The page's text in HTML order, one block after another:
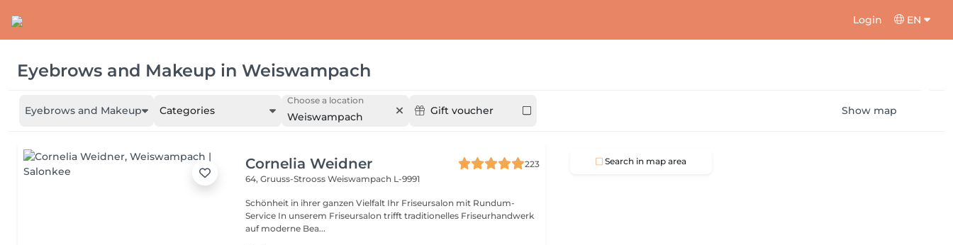
Login EN
Eyebrows and Makeup in Weiswampach
Eyebrows and Makeup Categories
Choose a location
Weiswampach Gift voucher Show map
Cornelia Weidner
223
64, Gruuss-StroossWeiswampach L-9991
Schönheit in ihrer ganzen Vielfalt Ihr Friseursalon mit Rundum-
Service In unserem Friseursalon trifft traditionelles Friseurhandwerk
auf moderne Bea...
Search in map area